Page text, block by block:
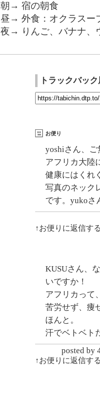
朝→ 宿の朝食
昼→ 外食：オクラスー
夜→ りんご、バナナ、
トラックバッ
お便り
yoshiさん、
アフリカ大陸
健康にはくれ
写真のネック
です。yukoさ
↑お便りに返信す
KUSUさん、
いですか！
アフリカって
苦労せず、痩
ほんと。
汗でベトベト
posted by
↑お便りに返信す